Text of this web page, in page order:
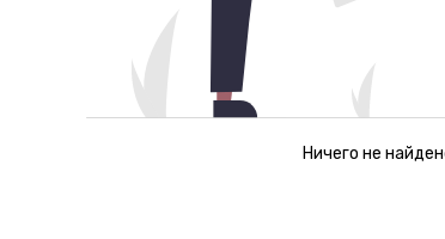
Ничего не